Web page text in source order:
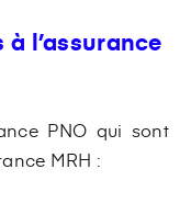
l’assurance
PNO qui sont
MRH :